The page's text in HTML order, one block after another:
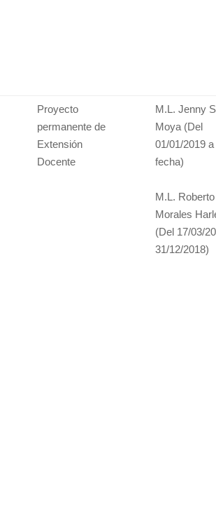
Proyecto
permanente de
Extensión
Docente
M.L. Jenny
Moya (Del
01/01/2019 a
fecha)
M.L. Roberto
Morales
(Del 17/03/
31/12/2018)